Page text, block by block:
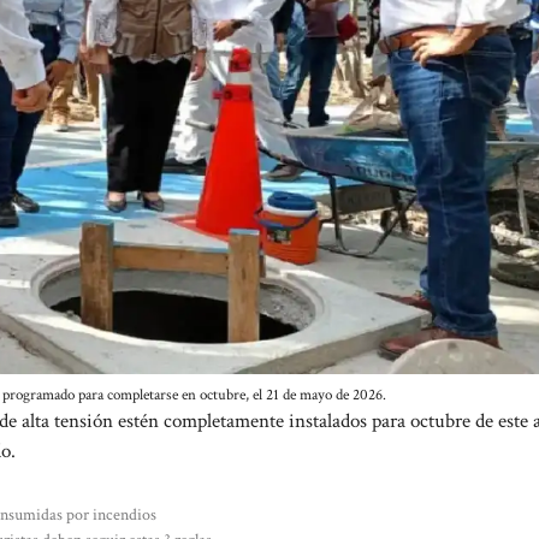
para completarse en octubre, el 21 de mayo de 2026.
alta tensión estén completamente instalados para octubre de este
por incendios